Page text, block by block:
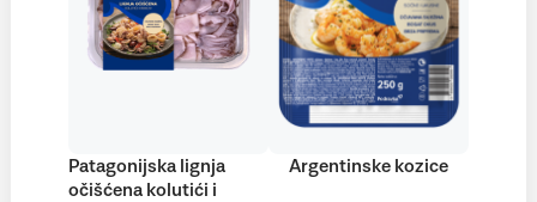
Patagonijska lignja
očišćena kolutići i
Argentinske kozice